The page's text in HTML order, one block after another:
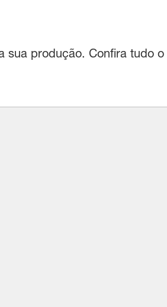
produção. Confira tudo